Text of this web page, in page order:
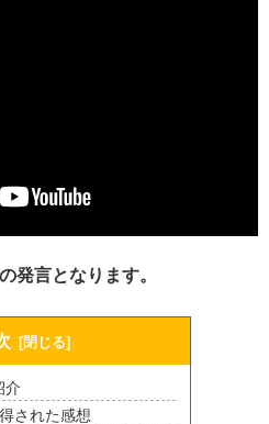
発言となります。
介
された感想